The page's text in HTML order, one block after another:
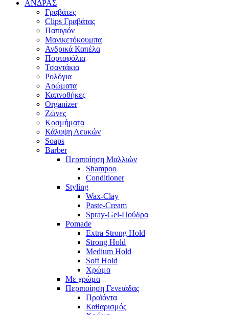
ΑΝΔΡΑΣ
Γραβάτες
Clips Γραβάτας
Παπιγιόν
Μανικετόκουμπα
Ανδρικά Καπέλα
Πορτοφόλια
Τσαντάκια
Ρολόγια
Αρώματα
Καπνοθήκες
Organizer
Ζώνες
Κοσμήματα
Κάλυψη Λευκών
Soaps
Barber
Περιποίηση Μαλλιών
Shampoo
Conditioner
Styling
Wax-Clay
Paste-Cream
Spray-Gel-Πούδρα
Pomade
Extra Strong Hold
Strong Hold
Medium Hold
Soft Hold
Χρώμα
Με χρώμα
Περιποίηση Γενειάδας
Προϊόντα
Καθαρισμός